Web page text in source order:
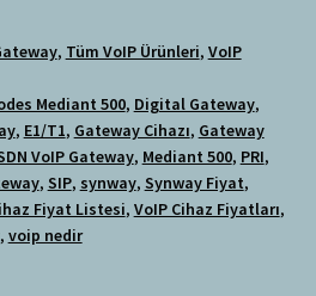
, Tüm VoIP Ürünleri, VoIP
Mediant 500, Digital Gateway,
, E1/T1, Gateway Cihazı, Gateway
VoIP Gateway, Mediant 500, PRI,
, SIP, synway, Synway Fiyat,
Fiyat Listesi, VoIP Cihaz Fiyatları,
, voip nedir